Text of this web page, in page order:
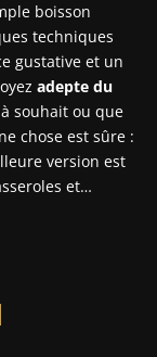
boisson
techniques
gustative et un
adepte du
souhait ou que
chose est sûre :
version est
et…